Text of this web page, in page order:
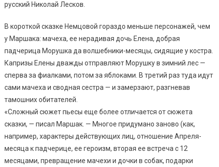
русский Николай Лесков.
В короткой сказке Немцовой гораздо меньше персонажей, чем
у Маршака: мачеха, ее нерадивая дочь Елена, добрая
падчерица Морушка да волшебники-месяцы, сидящие у костра.
Капризы Елены дважды отправляют Морушку в зимний лес —
сперва за фиалками, потом за яблоками. В третий раз туда идут
сами мачеха и сводная сестра — и замерзают, разгневав
тамошних обитателей.
«Сложный сюжет пьесы еще более отличается от сюжета
сказки, — писал Маршак. — Многое придумано заново (как,
например, характеры действующих лиц, отношение Апреля-
месяца к падчерице, ее героизм, вторая ее встреча с 12
месяцами, превращение мачехи и дочки в собак, подарки